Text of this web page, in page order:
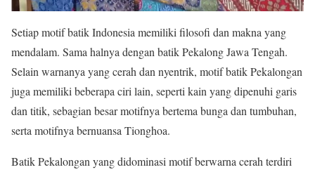
Setiap motif batik Indonesia memiliki filosofi dan makna yang
mendalam. Sama halnya dengan batik Pekalong Jawa Tengah.
Selain warnanya yang cerah dan nyentrik, motif batik Pekalongan
juga memiliki beberapa ciri lain, seperti kain yang dipenuhi garis
dan titik, sebagian besar motifnya bertema bunga dan tumbuhan,
serta motifnya bernuansa Tionghoa.
Batik Pekalongan yang didominasi motif berwarna cerah terdiri